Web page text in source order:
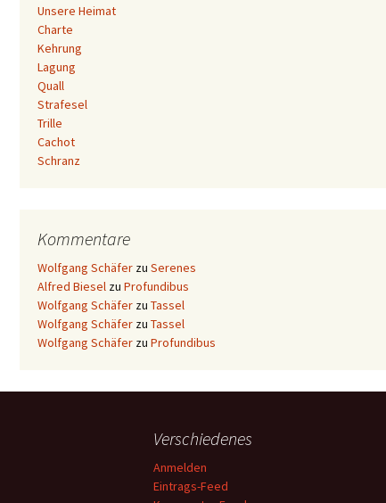
Unsere Heimat
Charte
Kehrung
Lagung
Quall
Strafesel
Trille
Cachot
Schranz
Kommentare
Wolfgang Schäfer zu Serenes
Alfred Biesel zu Profundibus
Wolfgang Schäfer zu Tassel
Wolfgang Schäfer zu Tassel
Wolfgang Schäfer zu Profundibus
Verschiedenes
Anmelden
Eintrags-Feed